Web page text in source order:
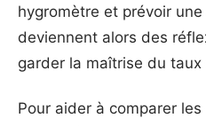
hygromètre et prévoir
deviennent alors des
garder la maîtrise du taux
Pour aider à comparer